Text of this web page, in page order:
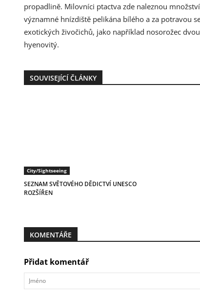
propadlině. Milovníci ptactva zde naleznou
významné hnízdiště pelikána bílého a za potravou
exotických živočichů, jako například nosorožec
hyenovitý.
SOUVISEJÍCÍ ČLÁNKY
City/Sightseeing
SEZNAM SVĚTOVÉHO DĚDICTVÍ UNESCO
ROZŠÍŘEN
KOMENTÁŘE
Přidat komentář
Jméno